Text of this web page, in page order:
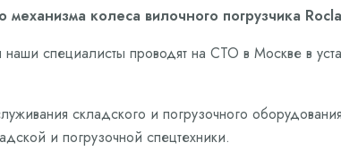
механизма колеса вилочного погрузчика Rocla
специалисты проводят на СТО в Москве в
складского и погрузочного
и погрузочной спецтехники.